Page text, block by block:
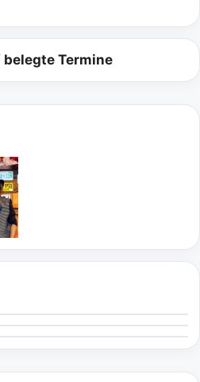
Termine